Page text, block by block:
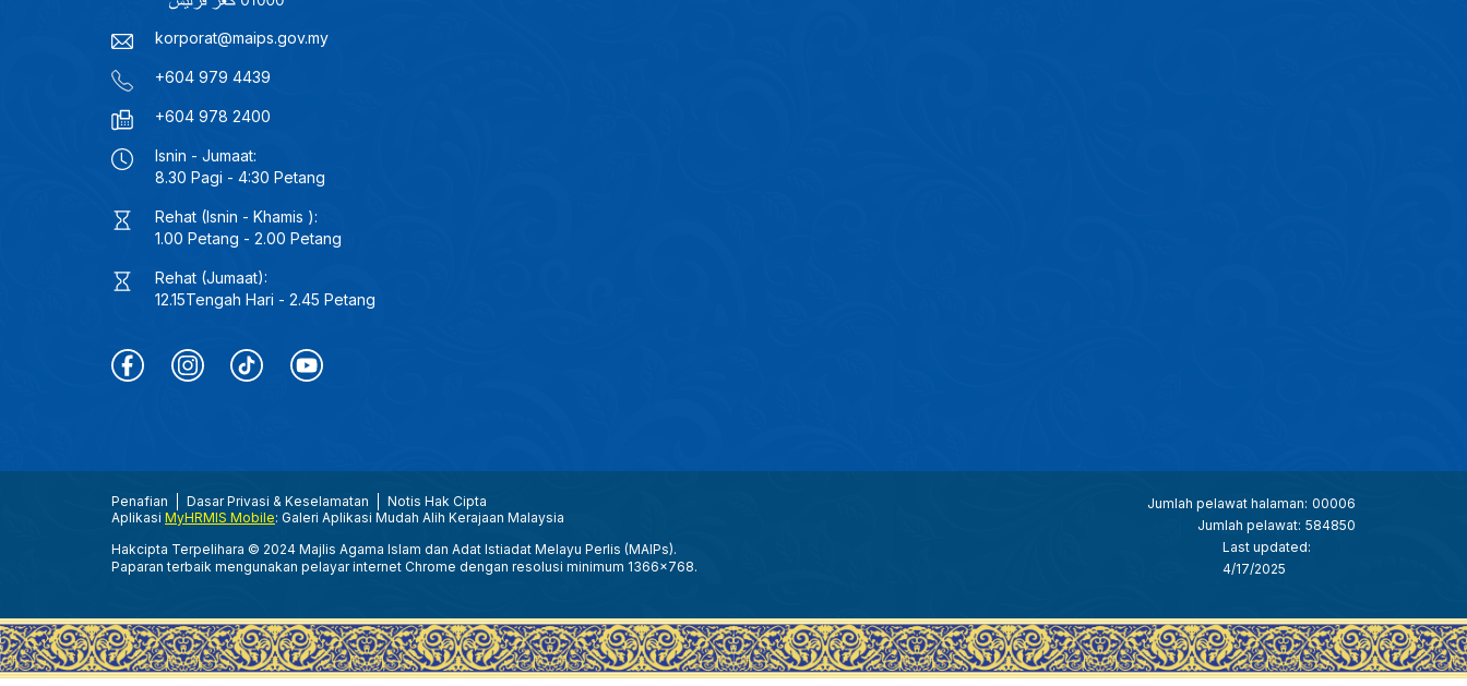
korporat@maips.gov.my
+604 979 4439
+604 978 2400
Isnin - Jumaat:
8.30 Pagi - 4:30 Petang
Rehat (Isnin - Khamis ):
1.00 Petang - 2.00 Petang
Rehat (Jumaat):
12.15Tengah Hari - 2.45 Petang
Penafian Dasar Privasi & Keselamatan
Notis Hak Cipta
Aplikasi MyHRMIS Mobile: Galeri Aplikasi Mudah Alih Kerajaan Malaysia
Hakcipta Terpelihara © 2024 Majlis Agama Islam dan Adat Istiadat Melayu Perlis (MAIPs).
Paparan terbaik mengunakan pelayar internet Chrome dengan resolusi minimum 1366x768.
Jumlah pelawat halaman: 00006
Jumlah pelawat: 584850
Last updated:
4/17/2025